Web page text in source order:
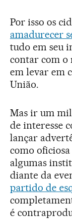
Por isso os
amadurecer
tudo em seu
contar com o
em levar em
União.
Mas ir um
de interesse
lançar
como
algumas
diante da
partido de
é